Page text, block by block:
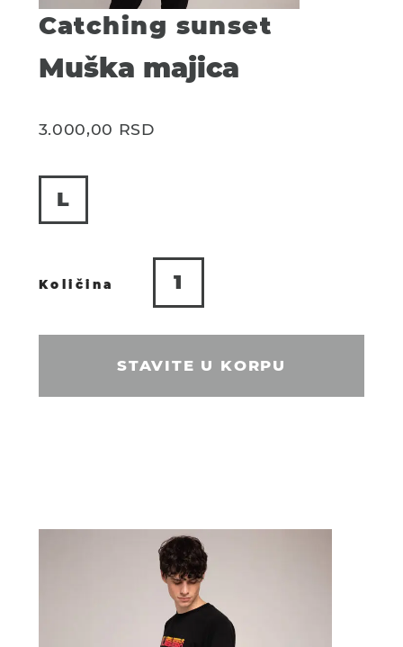
Catching sunset
Muška majica
3.000,00 RSD
L
Catching
sunset
STAVITE U KORPU